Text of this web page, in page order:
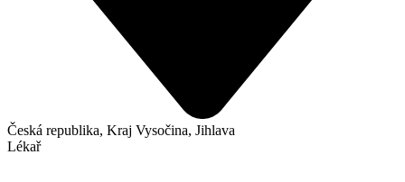
Česká republika, Kraj Vysočina, Jihlava
Lékař